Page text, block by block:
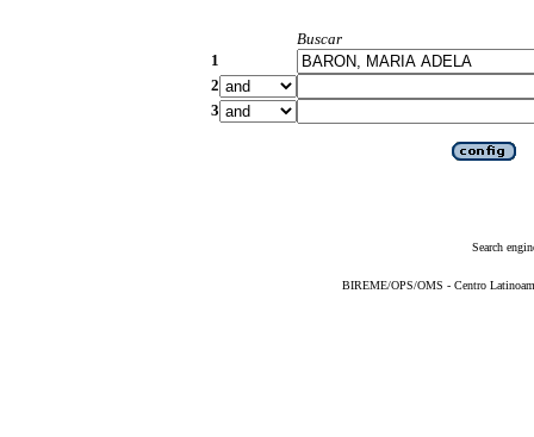
Buscar
1
2
3
Search
BIREME/OPS/OMS - Centro